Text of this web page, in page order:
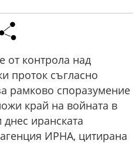
от контрола над
проток съгласно
рамково споразумение
край на войната в
иранската
ИРНА, цитирана